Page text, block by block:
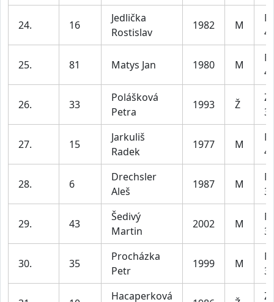
24. 16
Jedlička
Rostislav
1982 M
25. 81 Matys Jan 1980 M
26. 33
Polášková
Petra
1993 Ž
27. 15
Jarkuliš
Radek
1977 M
28. 6
Drechsler
Aleš
1987 M
29. 43
Šedivý
Martin
2002 M
30. 35
Procházka
Petr
1999 M
Hacaperková